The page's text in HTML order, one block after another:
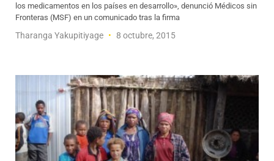
los medicamentos en los países en desarrollo», denunció Médicos sin
Fronteras (MSF) en un comunicado tras la firma
Tharanga Yakupitiyage 8 octubre, 2015